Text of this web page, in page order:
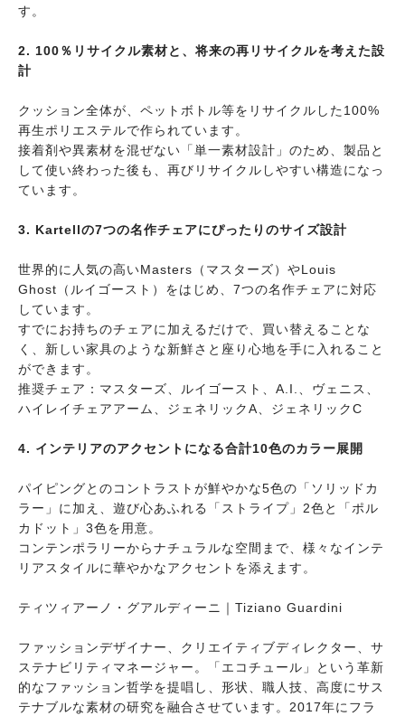
す。
2. 100％リサイクル素材と、将来の再リサイクルを考えた設
計
クッション全体が、ペットボトル等をリサイクルした100%
再生ポリエステルで作られています。
接着剤や異素材を混ぜない「単一素材設計」のため、製品と
して使い終わった後も、再びリサイクルしやすい構造になっ
ています。
3. Kartellの7つの名作チェアにぴったりのサイズ設計
世界的に人気の高いMasters（マスターズ）やLouis
Ghost（ルイゴースト）をはじめ、7つの名作チェアに対応
しています。
すでにお持ちのチェアに加えるだけで、買い替えることな
く、新しい家具のような新鮮さと座り心地を手に入れること
ができます。
推奨チェア：マスターズ、ルイゴースト、A.I.、ヴェニス、
ハイレイチェアアーム、ジェネリックA、ジェネリックC
4. インテリアのアクセントになる合計10色のカラー展開
パイピングとのコントラストが鮮やかな5色の「ソリッドカ
ラー」に加え、遊び心あふれる「ストライプ」2色と「ポル
カドット」3色を用意。
コンテンポラリーからナチュラルな空間まで、様々なインテ
リアスタイルに華やかなアクセントを添えます。
ティツィアーノ・グアルディーニ｜Tiziano Guardini
ファッションデザイナー、クリエイティブディレクター、サ
ステナビリティマネージャー。「エコチュール」という革新
的なファッション哲学を提唱し、形状、職人技、高度にサス
テナブルな素材の研究を融合させています。2017年にフラ